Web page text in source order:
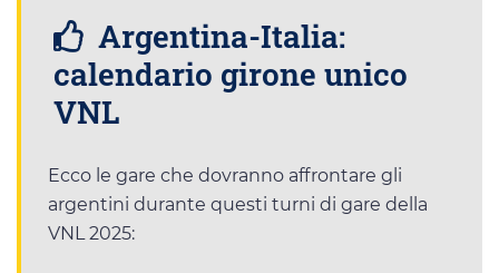
Argentina-Italia:
calendario girone unico
VNL
Ecco le gare che dovranno affrontare gli
argentini durante questi turni di gare della
VNL 2025: